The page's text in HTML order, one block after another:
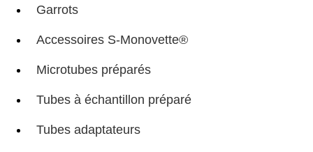
Garrots
Accessoires S-Monovette®
Microtubes préparés
Tubes à échantillon préparé
Tubes adaptateurs